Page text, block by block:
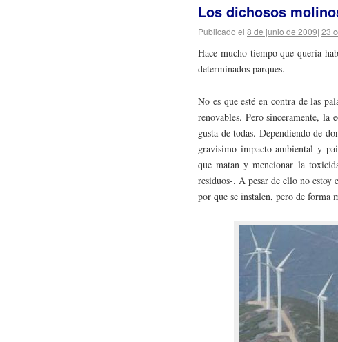
Los dichosos
Publicado el 8 de junio de 2009| 23
Hace mucho tiempo que quería
determinados parques.
No es que esté en contra de las
renovables. Pero sinceramente, la
gusta de todas. Dependiendo de
gravisimo impacto ambiental y
que matan y mencionar la
residuos-. A pesar de ello no estoy
por que se instalen, pero de forma